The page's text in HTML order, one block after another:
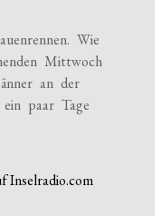
Wie
Mittwoch
an der
paar Tage
Inselradio.com